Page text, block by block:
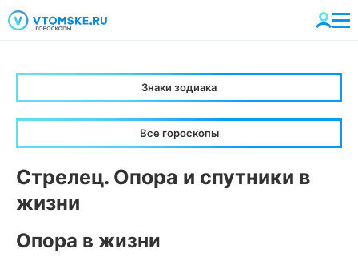
Знаки зодиака
Стрелец. Опора и спутники в
жизни
Опора в жизни
Все гороскопы